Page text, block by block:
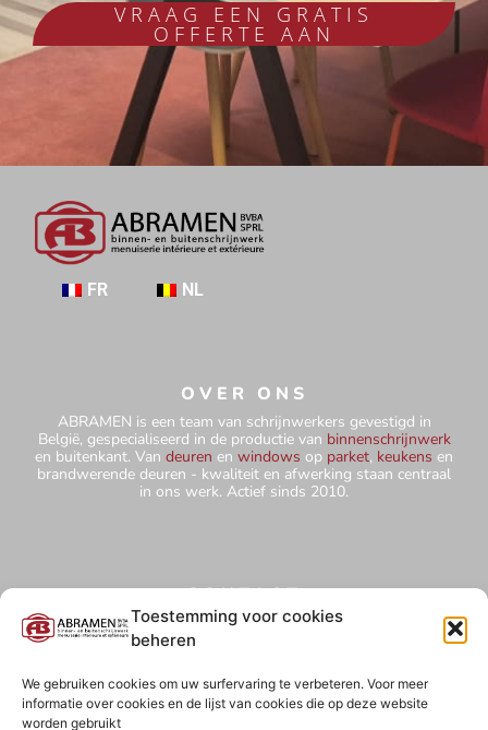
Toestemming voor cookies
beheren
We gebruiken cookies om uw surfervaring te verbeteren. Voor meer
informatie over cookies en de lijst van cookies die op deze website
worden gebruikt
VRAAG EEN GRATIS
OFFERTE AAN
FR NL
OVER ONS
ABRAMEN is een team van schrijnwerkers gevestigd in
België, gespecialiseerd in de productie van binnenschrijnwerk
en buitenkant. Van deuren en windows op parket, keukens en
brandwerende deuren - kwaliteit en afwerking staan centraal
in ons werk. Actief sinds 2010.
CONTACT
+32 484 75 67 78
abramensprl@yahoo.com
Hutteweg 5 - 1910 Kampenhout
BE0827 850 854